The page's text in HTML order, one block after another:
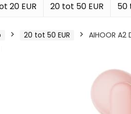
20 EUR 20 tot 50 EUR 50
20 tot 50 EUR
AIHOOR